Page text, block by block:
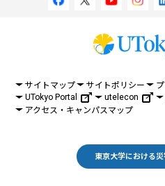
サイトマップ サイトポリシー
UTokyo Portal
utelecon
アクセス・キャンパスマップ
東京大学における